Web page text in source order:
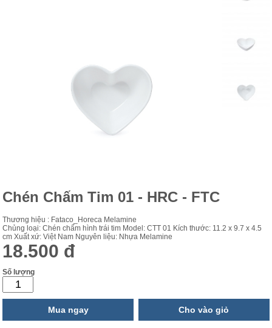
Chén Chấm Tim 01 - HRC - FTC
Thương hiệu : Fataco_Horeca Melamine
Chủng loại: Chén chấm hình trái tim Model: CTT 01 Kích thước: 11.2 x 9.7 x 4.5
cm Xuất xứ: Việt Nam Nguyên liệu: Nhựa Melamine
18.500 đ
Số lượng
Mua ngay Cho vào giỏ